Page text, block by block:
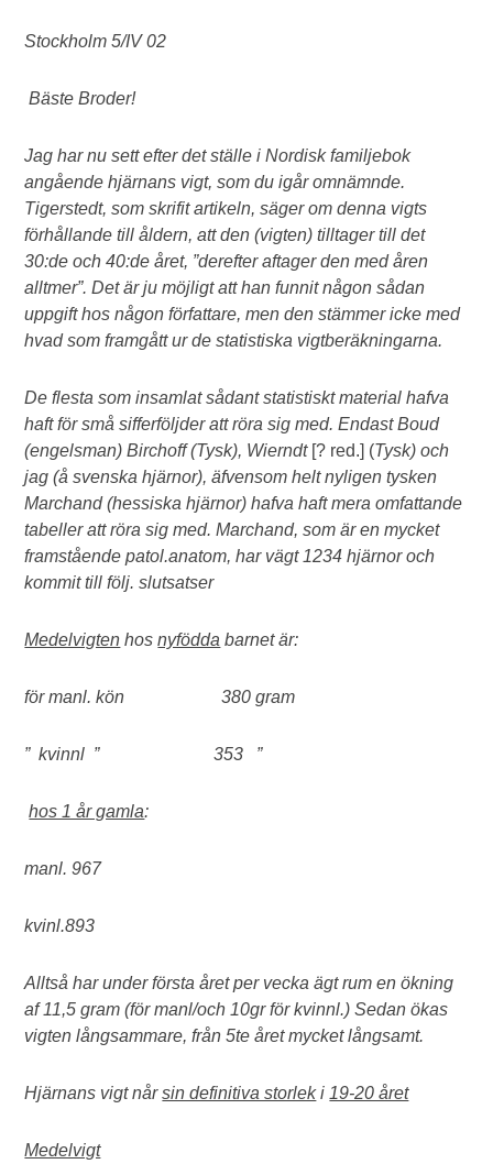
Stockholm 5/IV 02
Bäste Broder!
Jag har nu sett efter det ställe i Nordisk familjebok
angående hjärnans vigt, som du igår omnämnde.
Tigerstedt, som skrifit artikeln, säger om denna vigts
förhållande till åldern, att den (vigten) tilltager till det
30:de och 40:de året, ”derefter aftager den med åren
alltmer”. Det är ju möjligt att han funnit någon sådan
uppgift hos någon författare, men den stämmer icke med
hvad som framgått ur de statistiska vigtberäkningarna.
De flesta som insamlat sådant statistiskt material hafva
haft för små sifferföljder att röra sig med. Endast Boud
(engelsman) Birchoff (Tysk), Wierndt [? red.] (Tysk) och
jag (å svenska hjärnor), äfvensom helt nyligen tysken
Marchand (hessiska hjärnor) hafva haft mera omfattande
tabeller att röra sig med. Marchand, som är en mycket
framstående patol.anatom, har vägt 1234 hjärnor och
kommit till följ. slutsatser
Medelvigten hosnyfödda barnet är:
för manl. kön 380 gram
” kvinnl ” 353 ”
hos 1 år gamla:
manl. 967
kvinl.893
Alltså har under första året per vecka ägt rum en ökning
af 11,5 gram (för manl/och 10gr för kvinnl.) Sedan ökas
vigten långsammare, från 5te året mycket långsamt.
Hjärnans vigt nårsin definitiva storleki 19-20 året
Medelvigt